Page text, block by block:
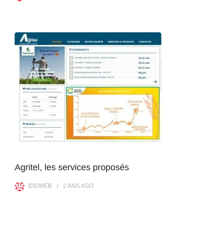
Agritel, les services proposés
IDDWEB 2 ANSAGO